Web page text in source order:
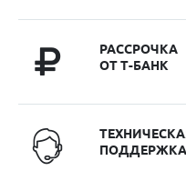
РАССРОЧКА
ОТ Т-БАНК
ПОДДЕРЖКА